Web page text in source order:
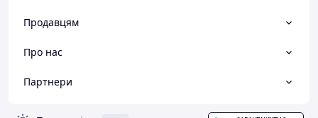
Продавцям
Про нас
Партнери